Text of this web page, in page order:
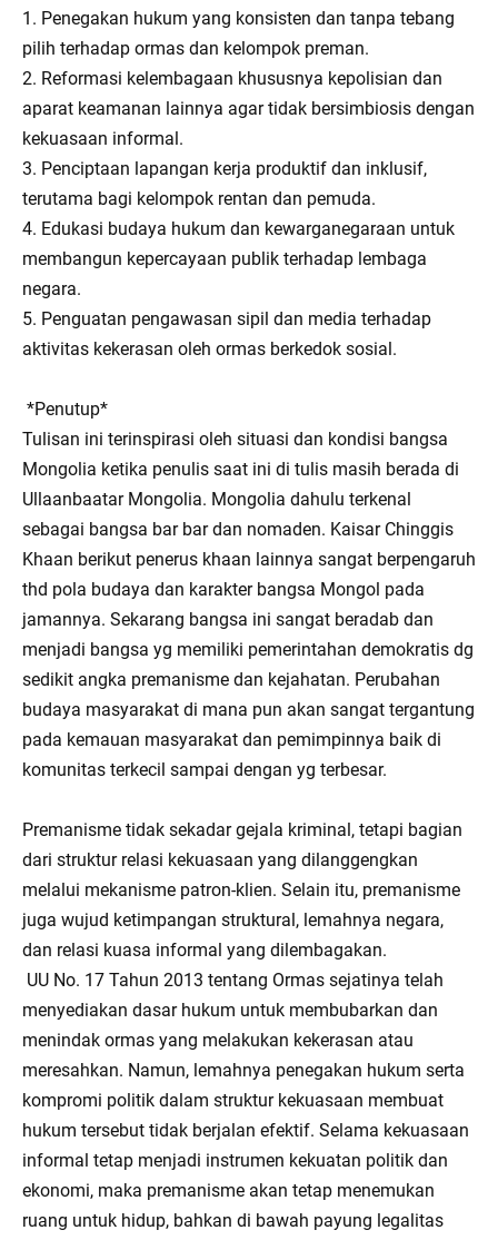
1. Penegakan hukum yang konsisten dan tanpa tebang
pilih terhadap ormas dan kelompok preman.
2. Reformasi kelembagaan khususnya kepolisian dan
aparat keamanan lainnya agar tidak bersimbiosis dengan
kekuasaan informal.
3. Penciptaan lapangan kerja produktif dan inklusif,
terutama bagi kelompok rentan dan pemuda.
4. Edukasi budaya hukum dan kewarganegaraan untuk
membangun kepercayaan publik terhadap lembaga
negara.
5. Penguatan pengawasan sipil dan media terhadap
aktivitas kekerasan oleh ormas berkedok sosial.
*Penutup*
Tulisan ini terinspirasi oleh situasi dan kondisi bangsa
Mongolia ketika penulis saat ini di tulis masih berada di
Ullaanbaatar Mongolia. Mongolia dahulu terkenal
sebagai bangsa bar bar dan nomaden. Kaisar Chinggis
Khaan berikut penerus khaan lainnya sangat berpengaruh
thd pola budaya dan karakter bangsa Mongol pada
jamannya. Sekarang bangsa ini sangat beradab dan
menjadi bangsa yg memiliki pemerintahan demokratis dg
sedikit angka premanisme dan kejahatan. Perubahan
budaya masyarakat di mana pun akan sangat tergantung
pada kemauan masyarakat dan pemimpinnya baik di
komunitas terkecil sampai dengan yg terbesar.
Premanisme tidak sekadar gejala kriminal, tetapi bagian
dari struktur relasi kekuasaan yang dilanggengkan
melalui mekanisme patron-klien. Selain itu, premanisme
juga wujud ketimpangan struktural, lemahnya negara,
dan relasi kuasa informal yang dilembagakan.
UU No. 17 Tahun 2013 tentang Ormas sejatinya telah
menyediakan dasar hukum untuk membubarkan dan
menindak ormas yang melakukan kekerasan atau
meresahkan. Namun, lemahnya penegakan hukum serta
kompromi politik dalam struktur kekuasaan membuat
hukum tersebut tidak berjalan efektif. Selama kekuasaan
informal tetap menjadi instrumen kekuatan politik dan
ekonomi, maka premanisme akan tetap menemukan
ruang untuk hidup, bahkan di bawah payung legalitas